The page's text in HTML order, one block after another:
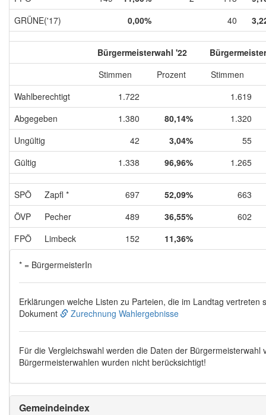
GRÜNE('17)
0,00% 40
Bürgermeisterwahl '22
Stimmen
Prozent
Stimmen
Wahlberechtigt
1.722
1.619
Abgegeben
1.380 80,14%
1.320
Ungültig
42 3,04%
55
Gültig
1.338 96,96% 1.265
SPÖ Zapfl * 697 52,09%
663
ÖVP
Pecher 489 36,55%
602
FPÖ
Limbeck 152 11,36%
* = BürgermeisterIn
Erklärungen welche Listen zu Parteien, die im Landtag vertreten
Dokument
Zurechnung Wahlergebnisse
Für die Vergleichswahl werden die Daten der Bürgermeisterwahl
Bürgermeisterwahlen wurden nicht berücksichtigt!
Gemeindeindex